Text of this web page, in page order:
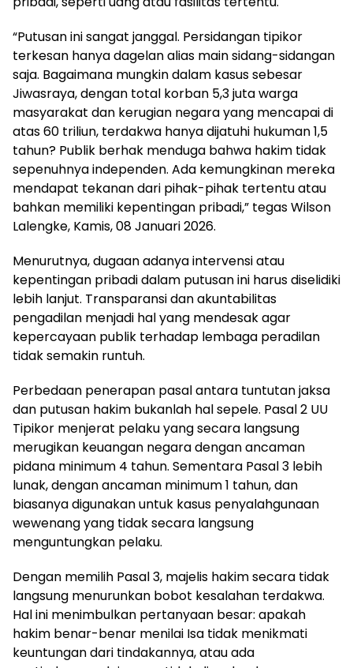
“Putusan ini sangat janggal. Persidangan tipikor
terkesan hanya dagelan alias main sidang-sidangan
saja. Bagaimana mungkin dalam kasus sebesar
Jiwasraya, dengan total korban 5,3 juta warga
masyarakat dan kerugian negara yang mencapai di
atas 60 triliun, terdakwa hanya dijatuhi hukuman 1,5
tahun? Publik berhak menduga bahwa hakim tidak
sepenuhnya independen. Ada kemungkinan mereka
mendapat tekanan dari pihak-pihak tertentu atau
bahkan memiliki kepentingan pribadi,” tegas Wilson
Lalengke, Kamis, 08 Januari 2026.
Menurutnya, dugaan adanya intervensi atau
kepentingan pribadi dalam putusan ini harus diselidiki
lebih lanjut. Transparansi dan akuntabilitas
pengadilan menjadi hal yang mendesak agar
kepercayaan publik terhadap lembaga peradilan
tidak semakin runtuh.
Perbedaan penerapan pasal antara tuntutan jaksa
dan putusan hakim bukanlah hal sepele. Pasal 2 UU
Tipikor menjerat pelaku yang secara langsung
merugikan keuangan negara dengan ancaman
pidana minimum 4 tahun. Sementara Pasal 3 lebih
lunak, dengan ancaman minimum 1 tahun, dan
biasanya digunakan untuk kasus penyalahgunaan
wewenang yang tidak secara langsung
menguntungkan pelaku.
Dengan memilih Pasal 3, majelis hakim secara tidak
langsung menurunkan bobot kesalahan terdakwa.
Hal ini menimbulkan pertanyaan besar: apakah
hakim benar-benar menilai Isa tidak menikmati
keuntungan dari tindakannya, atau ada